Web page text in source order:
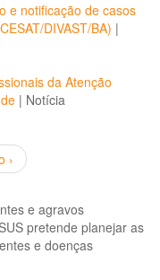
e notificação de casos
DIVAST/BA) |
da Atenção
| Notícia
›
e agravos
pretende planejar as
e doenças